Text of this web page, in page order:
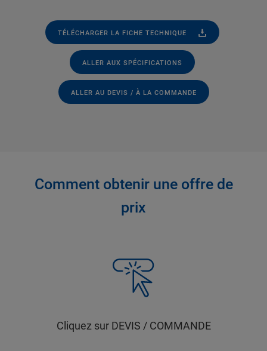
TÉLÉCHARGER LA FICHE TECHNIQUE
ALLER AUX SPÉCIFICATIONS
ALLER AU DEVIS / À LA COMMANDE
Comment obtenir une offre de
prix
Cliquez sur DEVIS / COMMANDE